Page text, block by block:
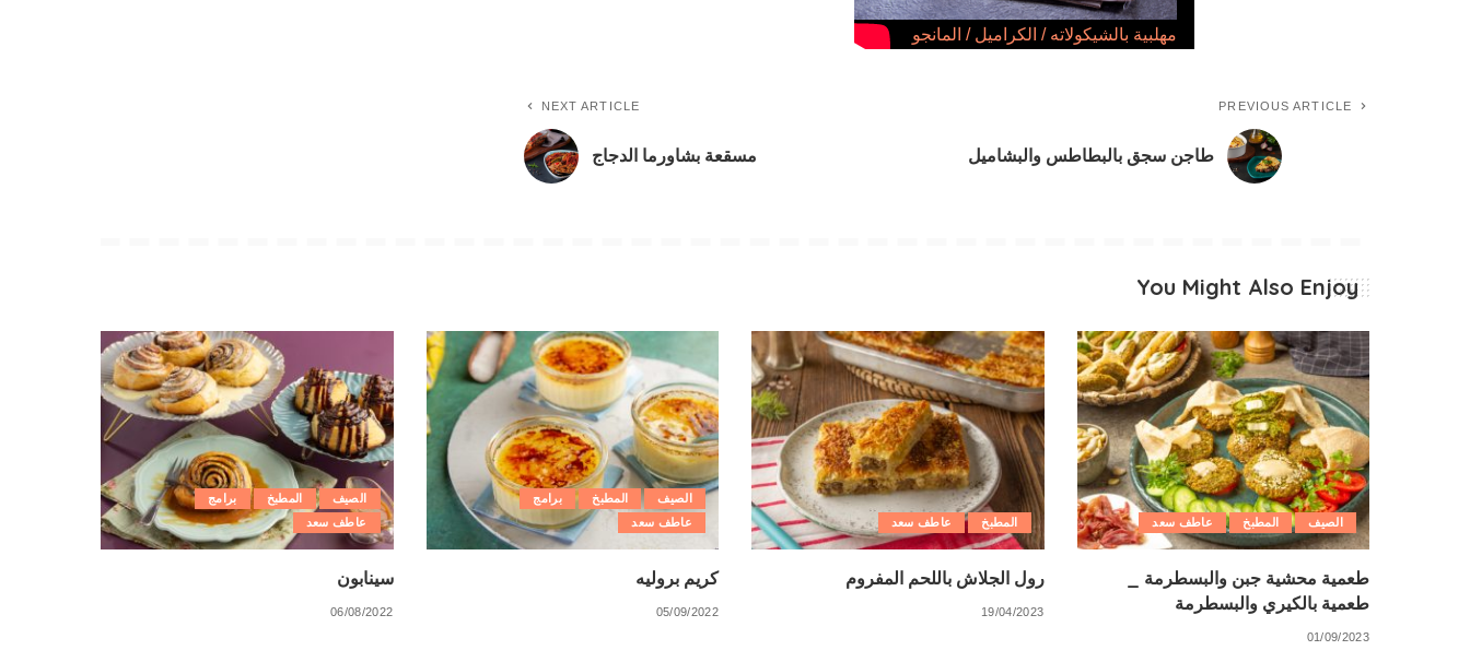
مهلبية بالشيكولاته / الكراميل / المانجو
PREVIOUS ARTICLE
طاجن سجق بالبطاطس والبشاميل
NEXT ARTICLE
مسقعة بشاورما الدجاج
You Might Also Enjoy
الصيف المطبخ عاطف سعد
طعمية محشية جبن والبسطرمة _
طعمية بالكيري والبسطرمة
01/09/2023
المطبخ عاطف سعد
رول الجلاش باللحم المفروم
19/04/2023
الصيف المطبخ
برامج
عاطف سعد
كريم بروليه
05/09/2022
الصيف المطبخ
برامج
عاطف سعد
سينابون
06/08/2022